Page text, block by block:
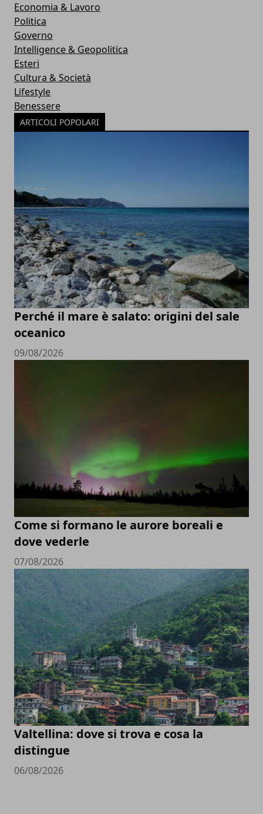
Economia & Lavoro
Politica
Governo
Intelligence & Geopolitica
Esteri
Cultura & Società
Lifestyle
Benessere
ARTICOLI POPOLARI
Perché il mare è salato: origini del sale
oceanico
09/08/2026
Come si formano le aurore boreali e
dove vederle
07/08/2026
Valtellina: dove si trova e cosa la
distingue
06/08/2026